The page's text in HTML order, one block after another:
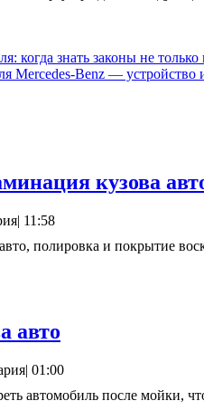
когда знать законы не
Mercedes-Benz — устройство
кузова
| 11:58
авто
разводы
с
| 01:00